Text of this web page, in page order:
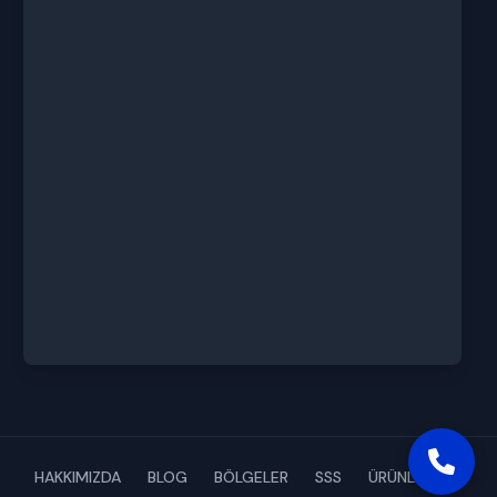
HAKKIMIZDA BLOG BÖLGELER SSS ÜRÜNLERİMİZ